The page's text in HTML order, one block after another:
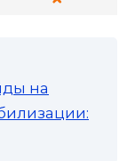
на